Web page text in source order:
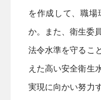
を作成して、職場
か。また、衛生委
法令水準を守るこ
えた高い安全衛生
実現に向かい努力